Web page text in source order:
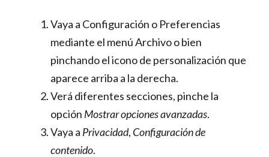
Vaya a Configuración o Preferencias
mediante el menú Archivo o bien
pinchando el icono de personalización que
aparece arriba a la derecha.
Verá diferentes secciones, pinche la
opción Mostrar opciones avanzadas.
Vaya a Privacidad, Configuración de
contenido.